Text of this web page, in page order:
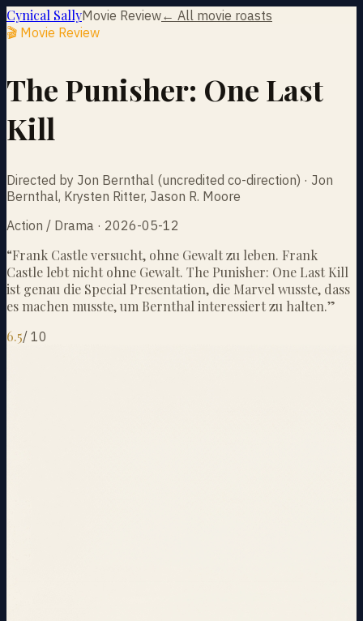
Cynical SallyMovie Review← All movie roasts
🎬 Movie Review
The Punisher: One Last
Kill
Directed by Jon Bernthal (uncredited co-direction) · Jon
Bernthal, Krysten Ritter, Jason R. Moore
Action / Drama · 2026-05-12
“Frank Castle versucht, ohne Gewalt zu leben. Frank
Castle lebt nicht ohne Gewalt. The Punisher: One Last Kill
ist genau die Special Presentation, die Marvel wusste, dass
es machen musste, um Bernthal interessiert zu halten.”
6.5/ 10